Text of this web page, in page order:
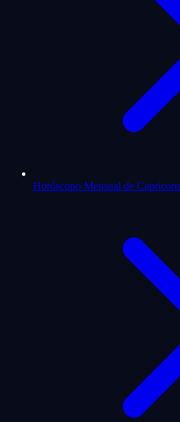
Horóscopo Mensual de Capricorn